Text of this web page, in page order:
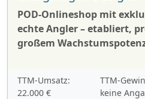
POD-Onlineshop mit
echte Angler – etabliert,
großem
TTM-Umsatz:
22.000 €
TTM-
keine